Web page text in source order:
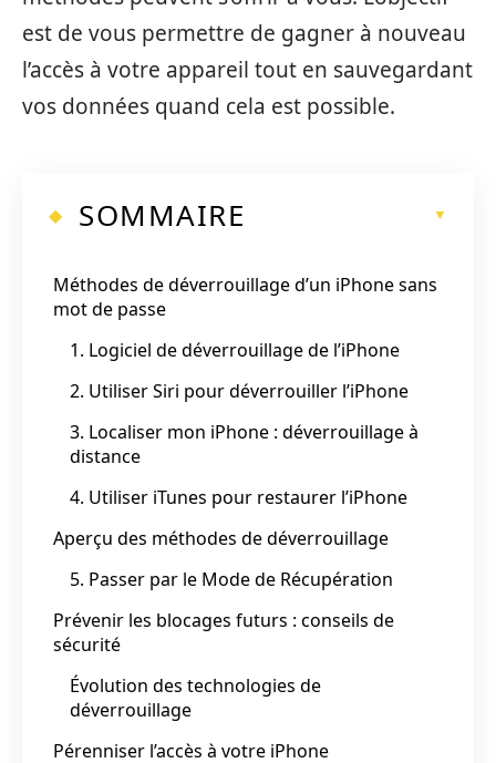
est de vous permettre de gagner à nouveau
l’accès à votre appareil tout en sauvegardant
vos données quand cela est possible.
SOMMAIRE
Méthodes de déverrouillage d’un iPhone sans
mot de passe
1. Logiciel de déverrouillage de l’iPhone
2. Utiliser Siri pour déverrouiller l’iPhone
3. Localiser mon iPhone : déverrouillage à
distance
4. Utiliser iTunes pour restaurer l’iPhone
Aperçu des méthodes de déverrouillage
5. Passer par le Mode de Récupération
Prévenir les blocages futurs : conseils de
sécurité
Évolution des technologies de
déverrouillage
Pérenniser l’accès à votre iPhone